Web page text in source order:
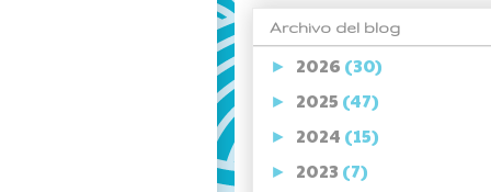
Archivo del blog
► 2026 (30)
► 2025 (47)
► 2024 (15)
► 2023 (7)